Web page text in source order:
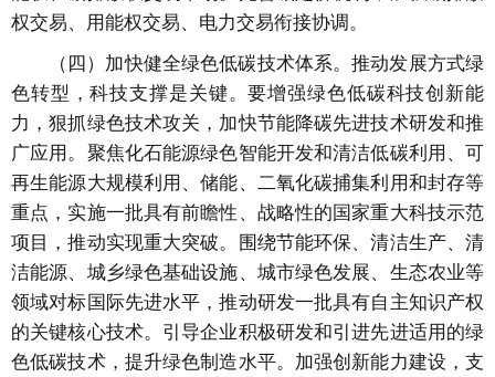
权交易、用能权交易、电力交易衔接协调。
（四）加快健全绿色低碳技术体系。推动发展方式绿
色转型，科技支撑是关键。要增强绿色低碳科技创新能
力，狠抓绿色技术攻关，加快节能降碳先进技术研发和推
广应用。聚焦化石能源绿色智能开发和清洁低碳利用、可
再生能源大规模利用、储能、二氧化碳捕集利用和封存等
重点，实施一批具有前瞻性、战略性的国家重大科技示范
项目，推动实现重大突破。围绕节能环保、清洁生产、清
洁能源、城乡绿色基础设施、城市绿色发展、生态农业等
领域对标国际先进水平，推动研发一批具有自主知识产权
的关键核心技术。引导企业积极研发和引进先进适用的绿
色低碳技术，提升绿色制造水平。加强创新能力建设，支